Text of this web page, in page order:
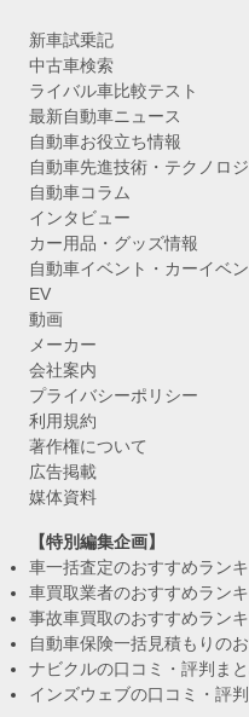
新車試乗記
中古車検索
ライバル車比較テスト
最新自動車ニュース
自動車お役立ち情報
自動車先進技術・テクノロ
自動車コラム
インタビュー
カー用品・グッズ情報
自動車イベント・カーイベン
EV
動画
メーカー
会社案内
プライバシーポリシー
利用規約
著作権について
広告掲載
媒体資料
【特別編集企画】
車一括査定のおすすめラン
車買取業者のおすすめラン
事故車買取のおすすめラン
自動車保険一括見積もりの
ナビクルの口コミ・評判ま
インズウェブの口コミ・評